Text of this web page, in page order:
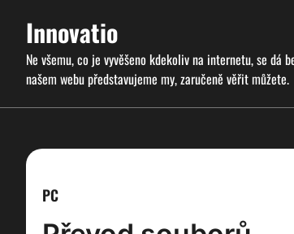
contentInnovatio
Ne všemu, co je vyvěšeno kdekoliv na internetu, se dá
našem webu představujeme my, zaručeně věřit můžete.
PC